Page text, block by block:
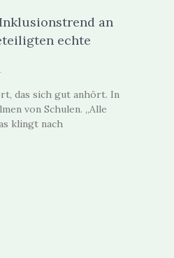
an
echte
das sich gut anhört. In
von Schulen. „Alle
klingt nach